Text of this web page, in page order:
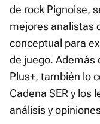
de rock Pignoise,
mejores analistas
conceptual para
de juego. Además
Plus+, también lo
Cadena SER y los
análisis y